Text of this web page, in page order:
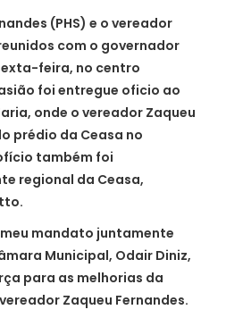
(PHS) e o vereador
com o governador
feira, no centro
foi entregue oficio ao
onde o vereador Zaqueu
prédio da Ceasa no
também foi
regional da Ceasa,
mandato juntamente
Municipal, Odair Diniz,
para as melhorias da
Zaqueu Fernandes.